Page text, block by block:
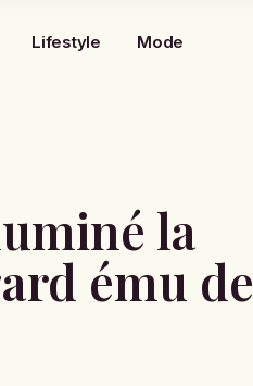
Lifestyle Mode
la
ému de